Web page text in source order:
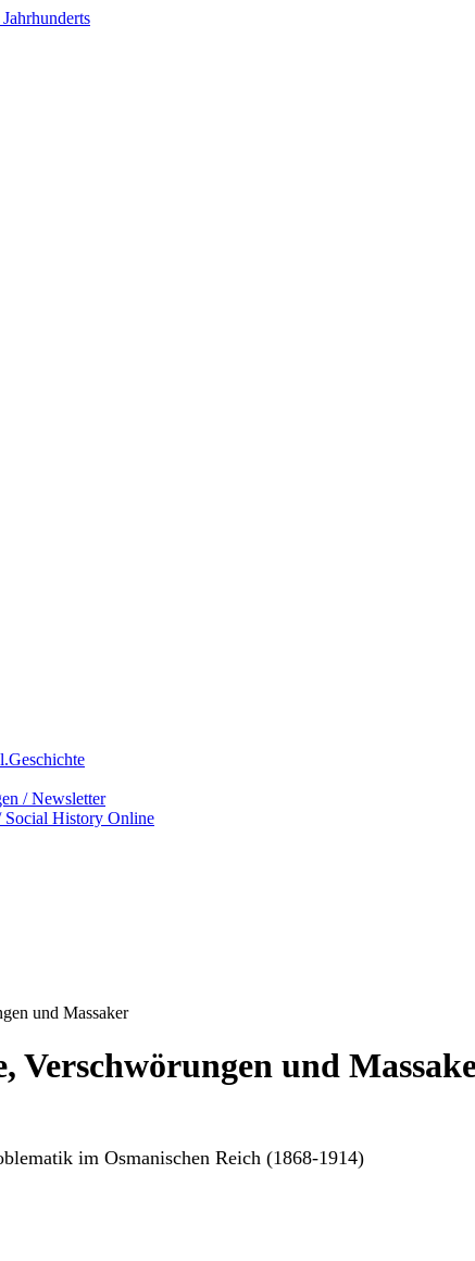
/ Newsletter
Social History Online
und Massaker
Verschwörungen und
im Osmanischen Reich (1868-1914)